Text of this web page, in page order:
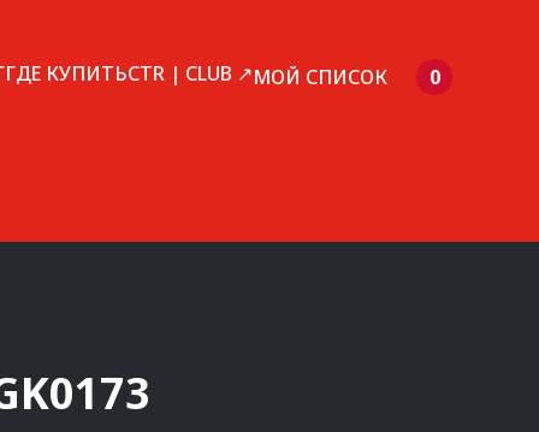
ГДЕ КУПИТЬCTR | CLUB ↗МОЙ СПИСОК 0